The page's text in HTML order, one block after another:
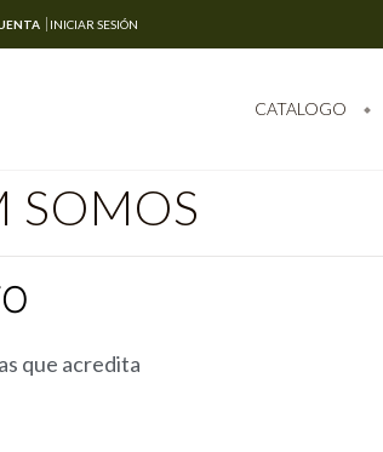
INICIAR SESIÓN
CATALOGO
SOMOS
que acredita